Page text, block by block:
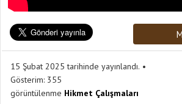
15 Şubat 2025 tarihinde yayınlandı.
Gösterim: 355
görüntülenme Hikmet Çalışmaları